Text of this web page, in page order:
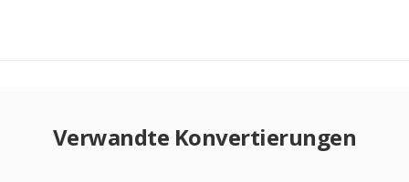
Verwandte Konvertierungen